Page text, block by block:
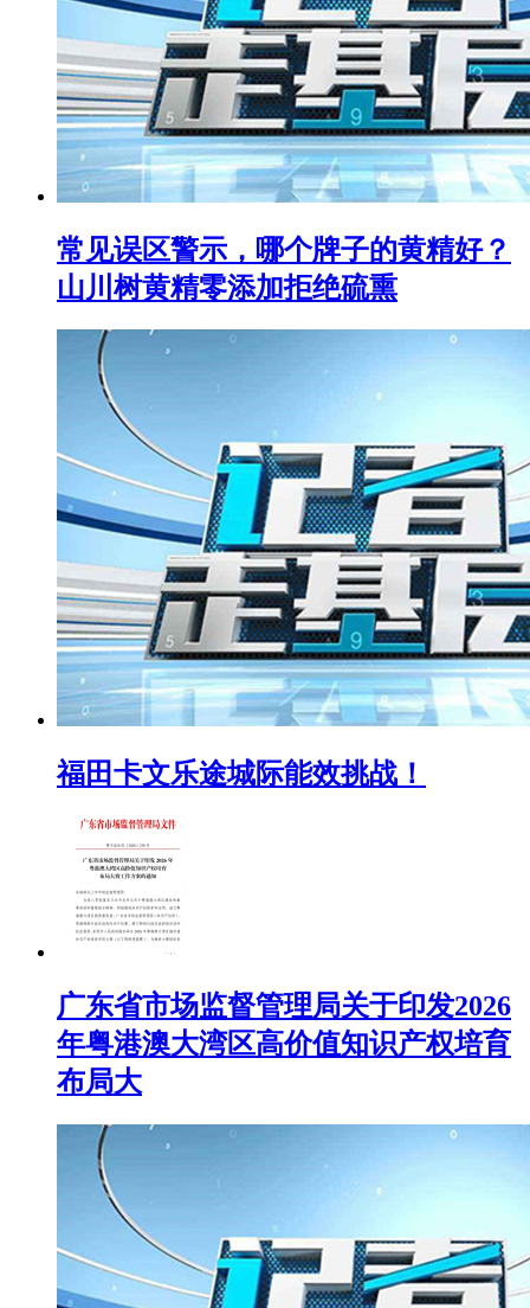
常见误区警示，哪个牌子的黄精好？
山川树黄精零添加拒绝硫熏
福田卡文乐途城际能效挑战！
广东省市场监督管理局关于印发2026
年粤港澳大湾区高价值知识产权培育
布局大